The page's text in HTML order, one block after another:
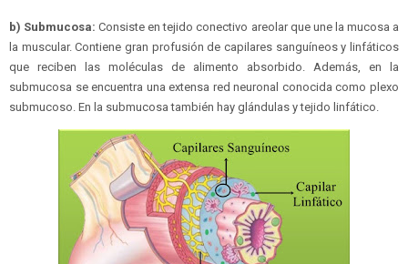
b) Submucosa:Consiste en tejido conectivo areolar que une la mucosa a
la muscular. Contiene gran profusión de capilares sanguíneos y linfáticos
que reciben las moléculas de alimento absorbido. Además, en la
submucosa se encuentra una extensa red neuronal conocida como plexo
submucoso. En la submucosa también hay glándulas y tejido linfático.